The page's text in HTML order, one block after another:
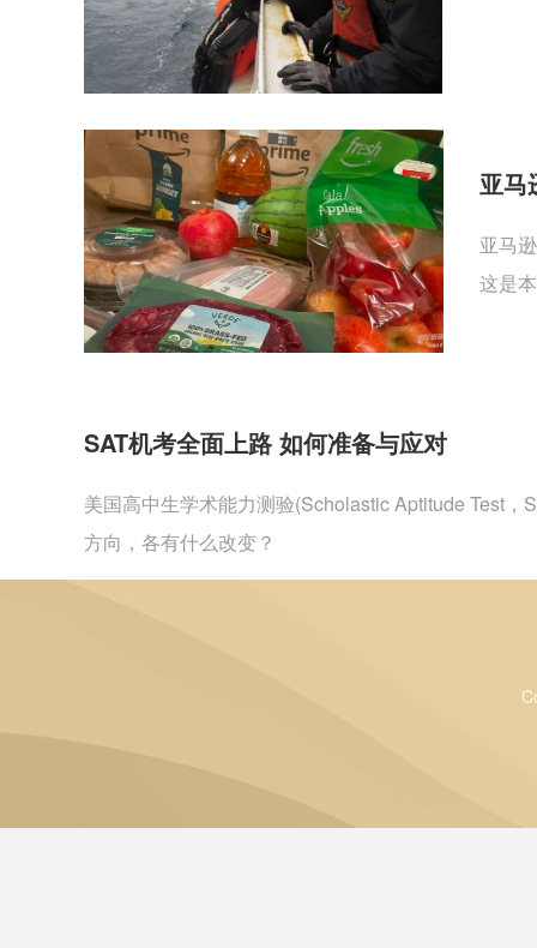
亚马
亚马
这是
SAT机考全面上路 如何准备与应对
美国高中生学术能力测验(Scholastic Aptitude Test
方向，各有什么改变？